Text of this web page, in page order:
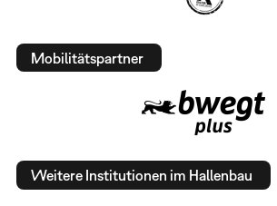
Mobilitätspartner
Weitere Institutionen im Hallenbau